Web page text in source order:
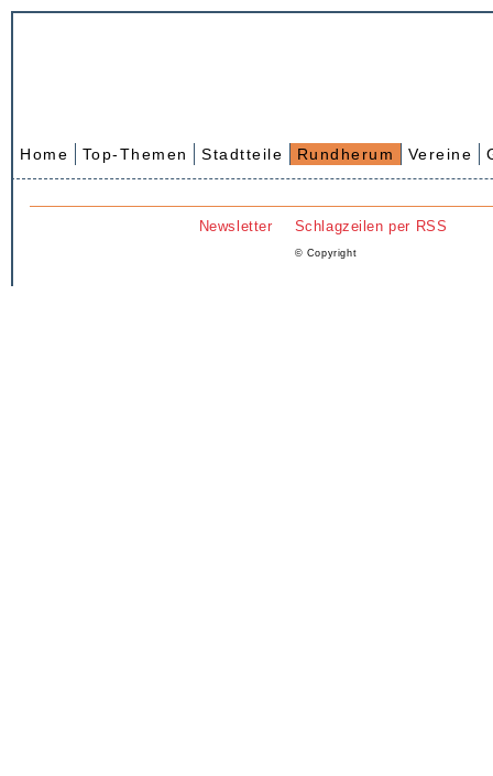
Home Top-Themen Stadtteile Rundherum Vereine
Newsletter Schlagzeilen per RSS
© Copyright